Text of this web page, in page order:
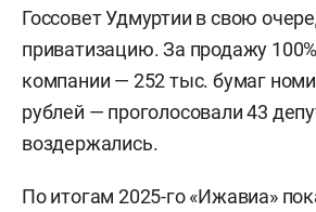
Госсовет Удмуртии в свою
приватизацию. За продажу
компании — 252 тыс. бумаг
рублей — проголосовали 43
воздержались.
По итогам 2025-го «Ижавиа»